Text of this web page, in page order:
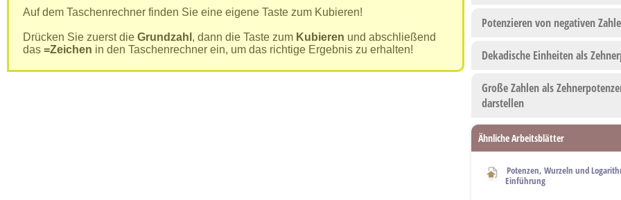
Auf dem Taschenrechner finden Sie eine eigene Taste zum Kubieren!
Drücken Sie zuerst die Grundzahl , dann die Taste zum Kubieren und abschließend
das =Zeichen in den Taschenrechner ein, um das richtige Ergebnis zu erhalten!
Potenzieren von negativen
Dekadische Einheiten als
Große Zahlen als
darstellen
Ähnliche Arbeitsblätter
Potenzen, Wurzeln und
Einführung